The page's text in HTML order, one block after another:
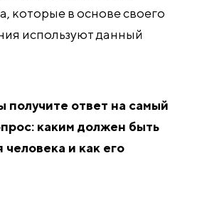
которые в основе своего
используют данный
получите ответ на самый
каким должен быть
человека и как его